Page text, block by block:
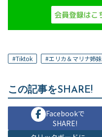
#Tiktok #エリカ＆マリナ姉妹
この記事をSHARE!
Facebookで
SHARE!